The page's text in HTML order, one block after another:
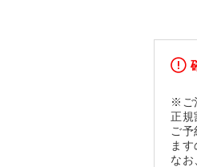
※ご
正規
ご
ま
なお